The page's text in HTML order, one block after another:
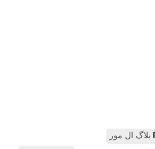
بلاگ ال مور